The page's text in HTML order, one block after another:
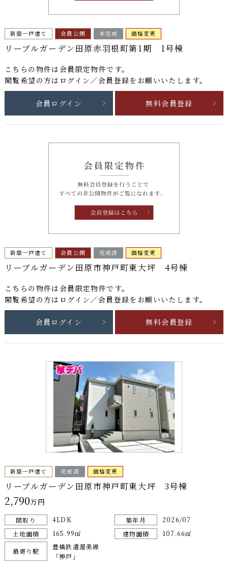
新築一戸建て 会員公開 未完成 価格変更
リーブルガーデン田原赤羽根町第1期 1号棟
こちらの物件は 会員限定物件です。
閲覧希望の方はログイン／会員登録をお願いいたします。
会員ログイン 無料会員登録
新築一戸建て 会員公開 完成済 価格変更
リーブルガーデン田原市神戸町東大坪 4号棟
こちらの物件は 会員限定物件です。
閲覧希望の方はログイン／会員登録をお願いいたします。
会員ログイン 無料会員登録
新築一戸建て 完成済 価格変更
リーブルガーデン田原市神戸町東大坪 3号棟
2,790万円
間取り 4LDK 築年月
2026/07
土地面積
165.99㎡ 建物面積 107.66㎡
最寄り駅
豊橋鉄道渥美線
「神戸」